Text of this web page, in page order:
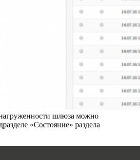
шлюза можно
«Состояние» раздела